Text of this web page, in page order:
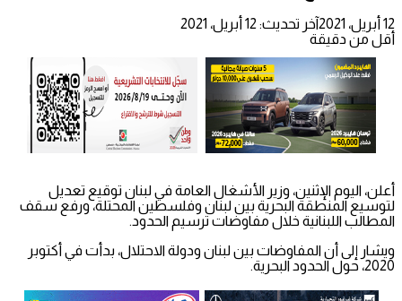
12 أبريل، 2021
آخر تحديث: 12 أبريل، 2021
أقل من دقيقة
أعلن، اليوم الإثنين، وزير الأشغال العامة في لبنان توقيع تعديل
لتوسيع المنطقة البحرية بين لبنان وفلسطين المحتلة، ورفع سقف
المطالب اللبنانية خلال مفاوضات ترسيم الحدود.
ويشار إلى أن المفاوضات بين لبنان ودولة الاحتلال، بدأت في أكتوبر
2020، حول الحدود البحرية.